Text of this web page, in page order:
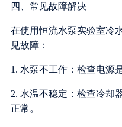
四、常见故障解决
在使用恒流水泵实验室冷
见故障：
1. 水泵不工作：检查电源
2. 水温不稳定：检查冷却
正常。